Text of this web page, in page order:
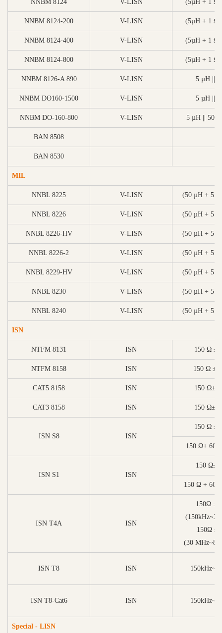
NNBM 8124 V-LISN (5µH + 1 Ω)
NNBM 8124-200 V-LISN (5µH + 1 Ω)
NNBM 8124-400 V-LISN (5µH + 1 Ω)
NNBM 8124-800 V-LISN (5µH + 1 Ω)
NNBM 8126-A 890 V-LISN 5 µH ||
NNBM DO160-1500 V-LISN 5 µH ||
NNBM DO-160-800 V-LISN 5 µH || 50 ?
BAN 8508
BAN 8530
MIL
NNBL 8225 V-LISN (50 µH + 5
NNBL 8226 V-LISN (50 µH + 5
NNBL 8226-HV V-LISN (50 µH + 5
NNBL 8226-2 V-LISN (50 µH + 5
NNBL 8229-HV V-LISN (50 µH + 5
NNBL 8230 V-LISN (50 µH + 5
NNBL 8240 V-LISN (50 µH + 5
ISN
NTFM 8131 ISN 150 Ω ±
NTFM 8158 ISN 150 Ω ±
CAT5 8158 ISN 150 Ω±
CAT3 8158 ISN 150 Ω±
ISN S8 ISN
150 Ω
150 Ω+ 60
ISN S1 ISN
150
150 Ω + 60
ISN T4A ISN
150Ω ±
150Ω
(30
ISN T8 ISN
ISN T8-Cat6 ISN
Special - LISN